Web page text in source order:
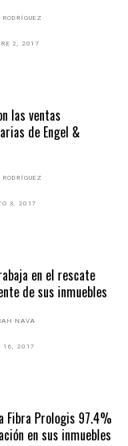
RODRÍGUEZ
2, 2017
las ventas
de Engel &
RODRÍGUEZ
3, 2017
en el rescate
de sus inmuebles
NAVA
16, 2017
Fibra Prologis 97.4%
en sus inmuebles